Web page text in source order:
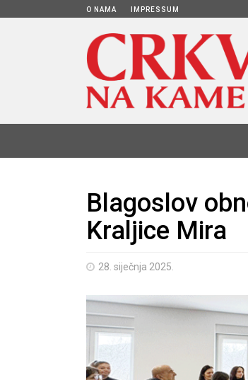
O NAMA IMPRESSUM
Blagoslov
Kraljice Mira
28. siječnja 2025.